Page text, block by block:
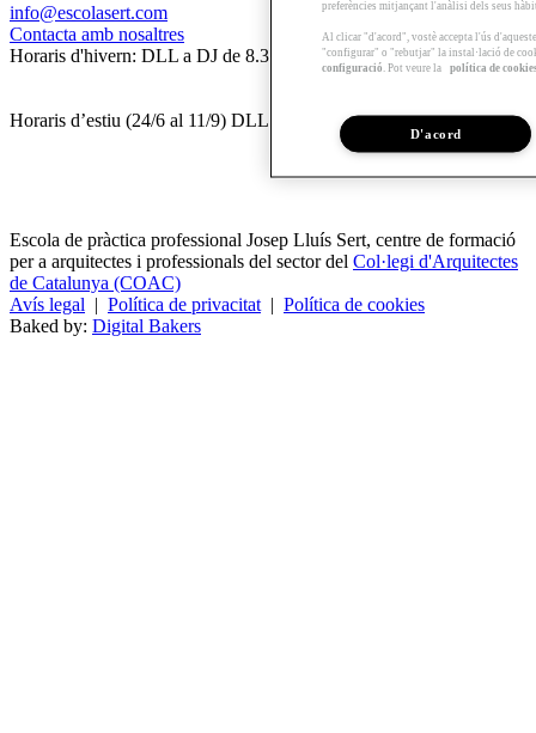
info@escolasert.com
Contacta amb nosaltres
Horaris d'hivern: DLL a DJ de 8.30 a 16.30 h / DV de 8.30 a 14 h.
Horaris d’estiu (24/6 al 11/9) DLL a DV de 8.30 a 14 h.
Escola de pràctica professional Josep Lluís Sert, centre de formació
per a arquitectes i professionals del sector del Col·legi d'Arquitectes
de Catalunya (COAC)
Avís legal | Política de privacitat | Política de cookies
Baked by: Digital Bakers
preferències mitjançant l'anàlisi dels seus
Al clicar "d'acord", vostè accepta l'ús
"configurar" o "rebutjar" la instal·lació de
configuració . Pot veure la política de
D'acord